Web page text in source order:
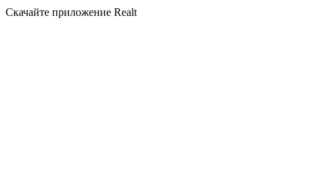
Скачайте приложение Realt